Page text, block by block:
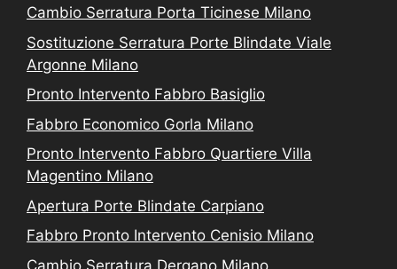
Cambio Serratura Porta Ticinese Milano
Sostituzione Serratura Porte Blindate Viale
Argonne Milano
Pronto Intervento Fabbro Basiglio
Fabbro Economico Gorla Milano
Pronto Intervento Fabbro Quartiere Villa
Magentino Milano
Apertura Porte Blindate Carpiano
Fabbro Pronto Intervento Cenisio Milano
Cambio Serratura Dergano Milano